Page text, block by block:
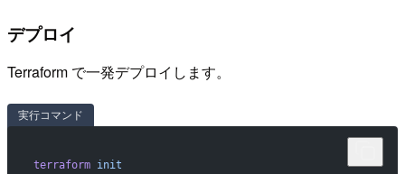
デプロイ
Terraform で一発デプロイします。
実行コマンド
terraform init